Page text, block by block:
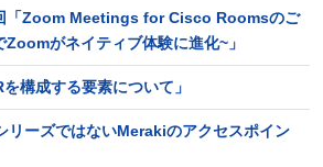
「Zoom Meetings for Cisco Roomsのご
がネイティブ体験に進化~」
構成する要素について」
リーズではないMerakiのアクセスポイン